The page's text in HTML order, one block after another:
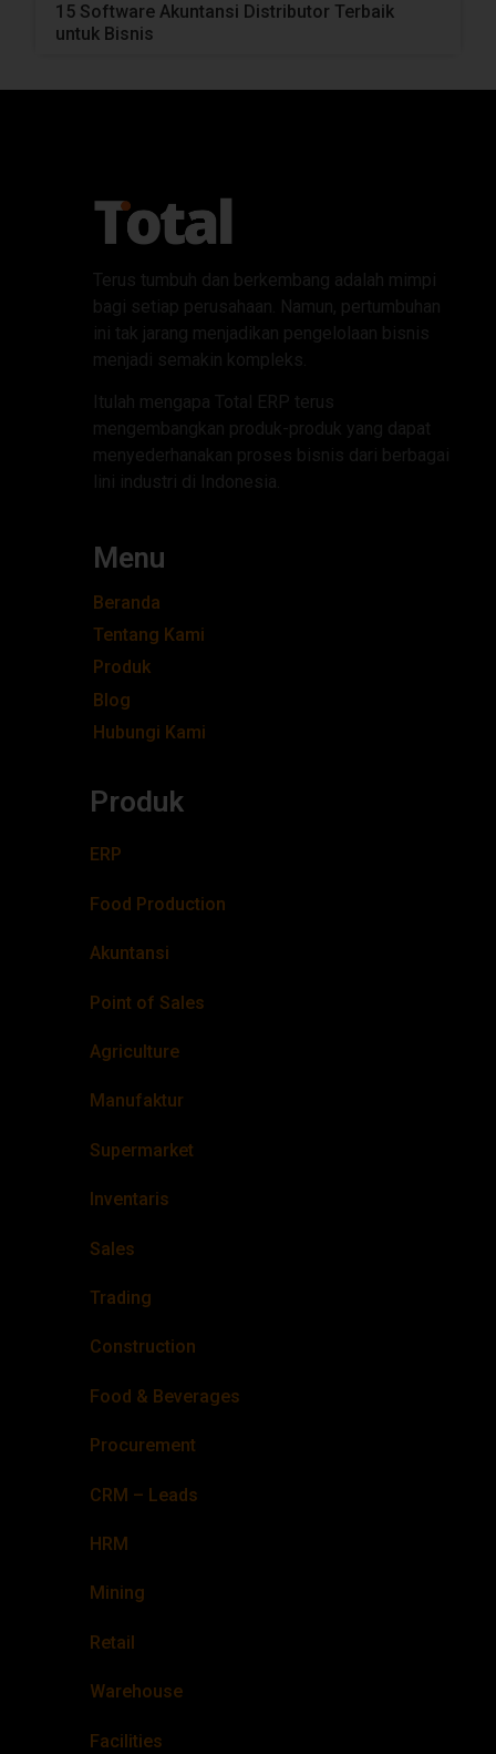
15 Software Akuntansi Distributor Terbaik
untuk Bisnis
Terus tumbuh dan berkembang adalah mimpi
bagi setiap perusahaan. Namun, pertumbuhan
ini tak jarang menjadikan pengelolaan bisnis
menjadi semakin kompleks.
Itulah mengapa Total ERP terus
mengembangkan produk-produk yang dapat
menyederhanakan proses bisnis dari berbagai
lini industri di Indonesia.
Menu
Beranda
Tentang Kami
Produk
Blog
Hubungi Kami
Produk
ERP
Food Production
Akuntansi
Point of Sales
Agriculture
Manufaktur
Supermarket
Inventaris
Sales
Trading
Construction
Food & Beverages
Procurement
CRM – Leads
HRM
Mining
Retail
Warehouse
Facilities